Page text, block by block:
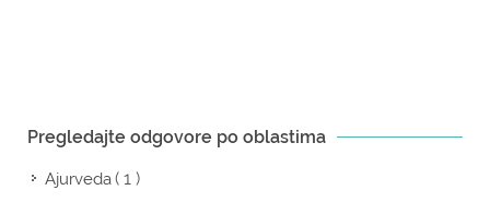
Pregledajte odgovore po oblastima
Ajurveda( 1 )